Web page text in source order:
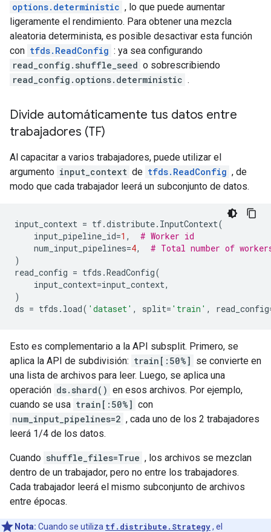
options.deterministic , lo que puede aumentar
ligeramente el rendimiento. Para obtener una mezcla
aleatoria determinista, es posible desactivar esta función
con tfds.ReadConfig : ya sea configurando
read_config.shuffle_seed o sobrescribiendo
read_config.options.deterministic .
Divide automáticamente tus datos entre
trabajadores (TF)
Al capacitar a varios trabajadores, puede utilizar el
argumento input_context de tfds.ReadConfig , de
modo que cada trabajador leerá un subconjunto de datos.
input_context = tf.distribute. InputContext(
input_pipeline_id=1 ,
# Worker id
num_input_pipelines=4,
# Total number of
)
read_config = tfds .ReadConfig(
input_context=input_context,
)
ds = tfds . load( 'dataset' , split= 'train' , read_config
Esto es complementario a la API subsplit. Primero, se
aplica la API de subdivisión: train[:50%] se convierte en
una lista de archivos para leer. Luego, se aplica una
operación ds.shard() en esos archivos. Por ejemplo,
cuando se usa train[:50%] con
num_input_pipelines=2 , cada uno de los 2 trabajadores
leerá 1/4 de los datos.
Cuando shuffle_files=True , los archivos se mezclan
dentro de un trabajador, pero no entre los trabajadores.
Cada trabajador leerá el mismo subconjunto de archivos
entre épocas.
Nota: Cuando se utiliza tf.distribute.Strategy, el